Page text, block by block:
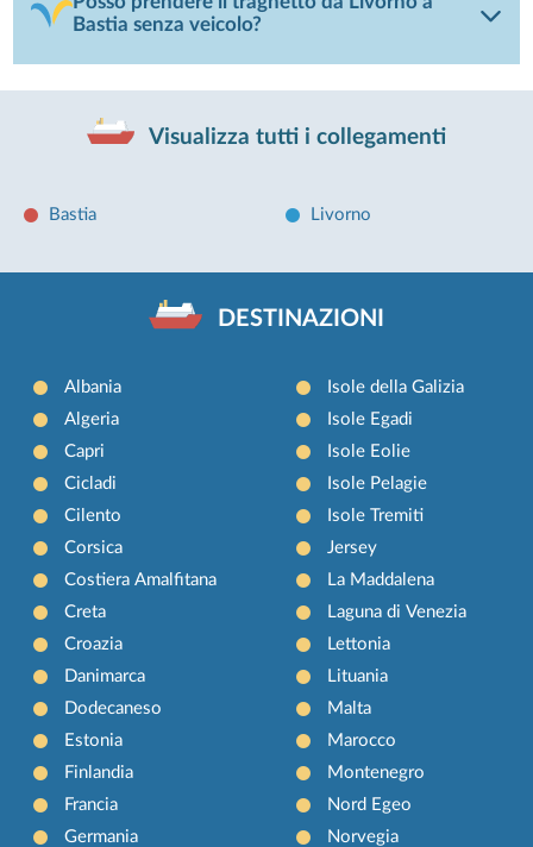
Bastia senza veicolo?
Visualizza tutti i collegamenti
Bastia Livorno
DESTINAZIONI
Albania
Algeria
Capri
Cicladi
Cilento
Corsica
Costiera Amalfitana
Creta
Croazia
Danimarca
Dodecaneso
Estonia
Finlandia
Francia
Germania
Isole della Galizia
Isole Egadi
Isole Eolie
Isole Pelagie
Isole Tremiti
Jersey
La Maddalena
Laguna di Venezia
Lettonia
Lituania
Malta
Marocco
Montenegro
Nord Egeo
Norvegia